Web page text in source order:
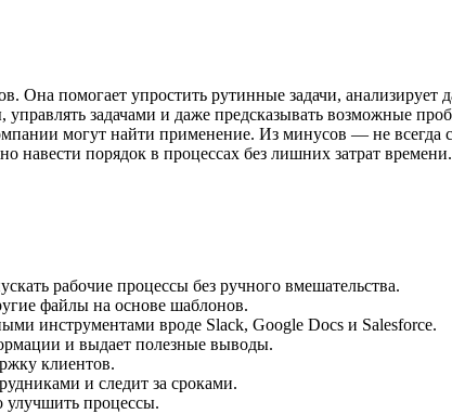
Она помогает упростить рутинные задачи,
задачами и даже предсказывать возможные
могут найти применение. Из минусов — не всегда
порядок в процессах без лишних затрат времени.
рабочие процессы без ручного вмешательства.
файлы на основе шаблонов.
инструментами вроде Slack, Google Docs и Salesforce.
и выдает полезные выводы.
клиентов.
и следит за сроками.
улучшить процессы.